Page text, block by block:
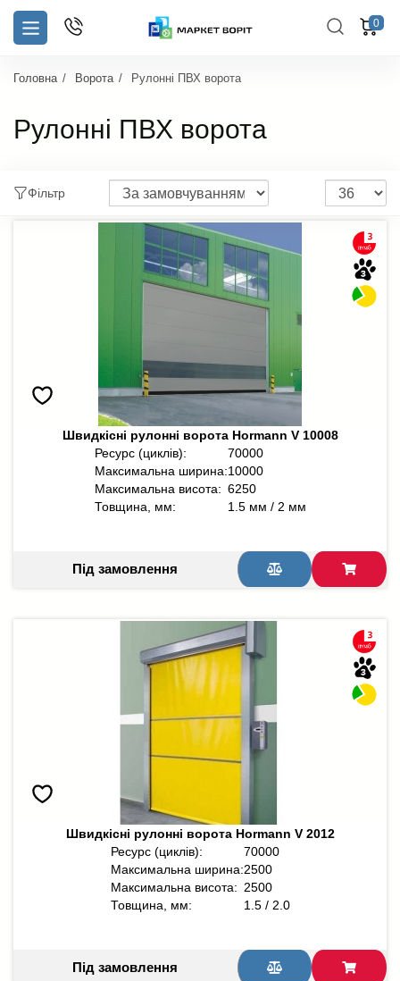
0
Головна Ворота Рулонні ПВХ ворота
Рулонні ПВХ ворота
Фільтр
Швидкісні рулонні ворота Hormann V 10008
Ресурс (циклів):
70000
Максимальна ширина:10000
Максимальна висота: 6250
Товщина, мм:
1.5 мм / 2 мм
Під замовлення
Швидкісні рулонні ворота Hormann V 2012
Ресурс (циклів):
70000
Максимальна ширина:2500
Максимальна висота: 2500
Товщина, мм:
1.5 / 2.0
Під замовлення